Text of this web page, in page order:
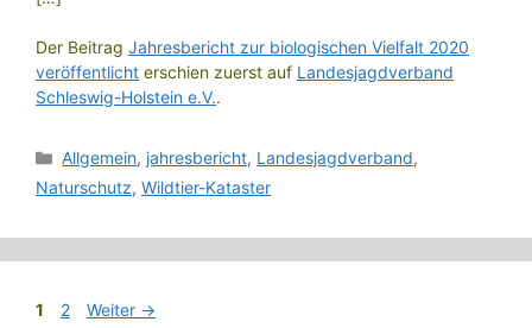
Der Beitrag Jahresbericht zur biologischen Vielfalt 2020
veröffentlicht erschien zuerst auf Landesjagdverband
Schleswig-Holstein e.V..
Kategorien
Allgemein, jahresbericht, Landesjagdverband,
Naturschutz, Wildtier-Kataster
Seite
1 Seite
2 Weiter →